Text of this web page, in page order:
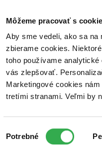
Môžeme pracovať s
Aby sme vedeli, ako sa na
zbierame cookies.
toho používame
vás zlepšovať.
Marketingové cookies
tretími stranami. Veľmi by
súhlasu
Potrebné
Poukážky Kontakt